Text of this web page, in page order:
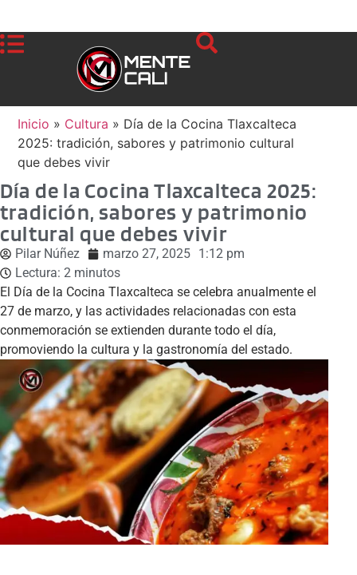
Inicio » Cultura » Día de la Cocina Tlaxcalteca
2025: tradición, sabores y patrimonio cultural
que debes vivir
Día de la Cocina Tlaxcalteca 2025:
tradición, sabores y patrimonio
cultural que debes vivir
Pilar Núñez marzo 27, 2025 1:12 pm
Lectura: 2 minutos
El Día de la Cocina Tlaxcalteca se celebra anualmente el
27 de marzo, y las actividades relacionadas con esta
conmemoración se extienden durante todo el día,
promoviendo la cultura y la gastronomía del estado.